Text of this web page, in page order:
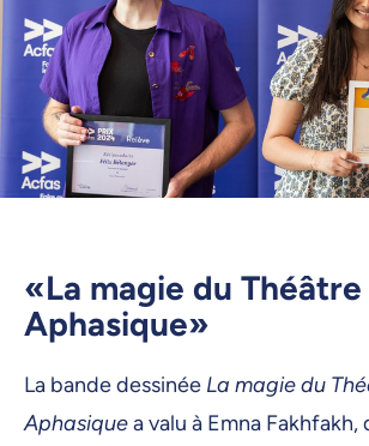
«La magie du Théâtre
Aphasique»
La bande dessinée La magie du
Aphasiquea valu à Emna